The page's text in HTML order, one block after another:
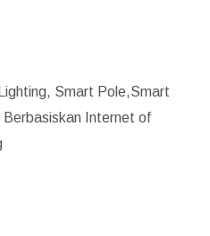
Smart Pole,Smart
Internet of